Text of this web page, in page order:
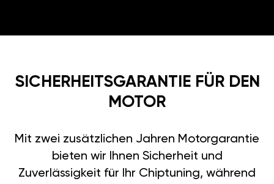
SICHERHEITSGARANTIE FÜR DEN
MOTOR
Mit zwei zusätzlichen Jahren Motorgarantie
bieten wir Ihnen Sicherheit und
Zuverlässigkeit für Ihr Chiptuning, während